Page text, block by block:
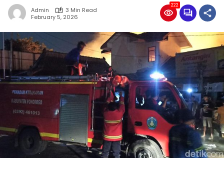
Admin
3 Min Read
February 5, 2026
222